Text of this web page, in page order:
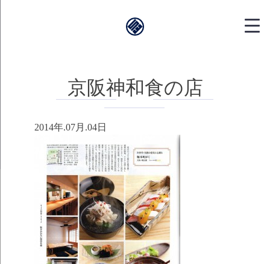
靱本町がく｜
京阪神和食の店
2014年.07月.04日